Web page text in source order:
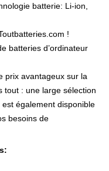
batterie: Li-ion,
!
batteries d’ordinateur
prix avantageux sur la
tout : une large sélection
également disponible
besoins de